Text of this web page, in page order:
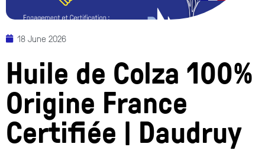
18 June 2026
Huile de Colza 100%
Origine France
Certifiée | Daudruy